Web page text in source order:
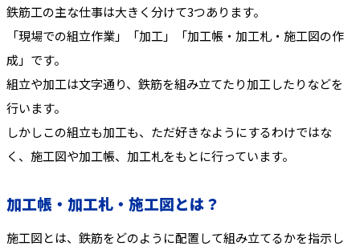
鉄筋工の主な仕事は大きく分けて3つあります。
「現場での組立作業」「加工」「加工帳・加工札・施工図の作
成」です。
組立や加工は文字通り、鉄筋を組み立てたり加工したりなどを
行います。
しかしこの組立も加工も、ただ好きなようにするわけではな
く、施工図や加工帳、加工札をもとに行っています。
加工帳・加工札・施工図とは？
施工図とは、鉄筋をどのように配置して組み立てるかを指示し